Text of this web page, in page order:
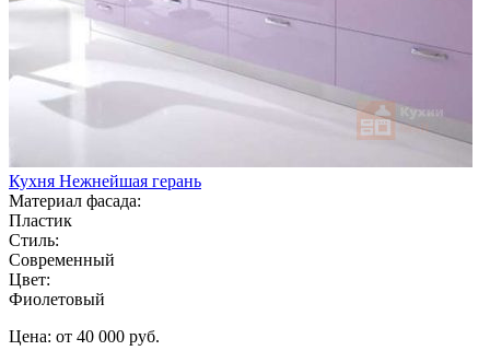
Кухня Нежнейшая герань
Материал фасада:
Пластик
Стиль:
Современный
Цвет:
Фиолетовый
Цена: от 40 000 руб.